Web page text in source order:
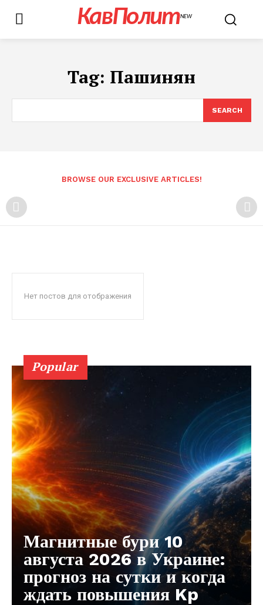
КавПолитNEW
Tag: Пашинян
SEARCH
BROWSE OUR EXCLUSIVE ARTICLES!
Нет постов для отображения
Popular
Магнитные бури 10
августа 2026 в Украине:
прогноз на сутки и когда
ждать повышения Kp